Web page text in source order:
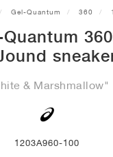
Gel-Quantum 360
& Marshmallow"
1203A960-100